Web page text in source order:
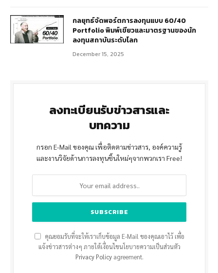
กลยุทธ์จัดพอร์ตการลงทุนแบบ 60/40
Portfolio พิมพ์เขียวและมาตรฐานของนัก
ลงทุนสถาบันระดับโลก
December 15, 2025
ลงทะเบียนรับข่าวสารและ
บทความ
กรอก E-Mail ของคุณ เพื่อติดตามข่าวสาร, องค์ความรู้
และงานวิจัยด้านการลงทุนชิ้นใหม่ๆจากพวกเรา Free!
คุณยอมรับที่จะให้เราเก็บข้อมูล E-Mail ของคุณเอาไว้ เพื่อ
แจ้งข่าวสารต่างๆ ภายใต้เงื่อนไขนโยบายความเป็นส่วนตัว
Privacy Policyagreement.